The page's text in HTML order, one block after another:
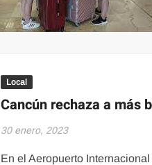
Local
Cancún rechaza a más
30 enero, 2023
En el Aeropuerto